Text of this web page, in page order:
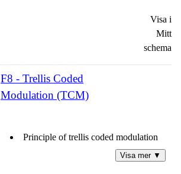
Visa i
Mitt
schema
F8 - Trellis Coded
Modulation (TCM)
Principle of trellis coded modulation
Visa mer ▼